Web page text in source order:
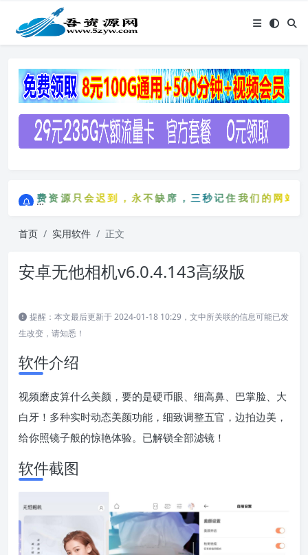
免费资源只会迟到，永不缺席，三秒记住我们的网站
免费资源只会迟到，永不缺席，三秒记住我们的网
首页 实用软件 正文
安卓无他相机v6.0.4.143高级版
提醒：本文最后更新于 2024-01-18 10:29，文中所关联的信息可能已发
生改变，请知悉！
软件介绍
视频磨皮算什么美颜，要的是硬币眼、细高鼻、巴掌脸、大
白牙！多种实时动态美颜功能，细致调整五官，边拍边美，
给你照镜子般的惊艳体验。已解锁全部滤镜！
软件截图